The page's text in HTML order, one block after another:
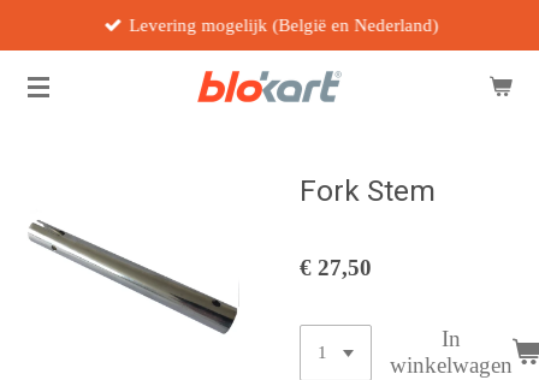
naar
Levering mogelijk (België en Nederland)
Fork Stem
€ 27,50
In
winkelwagen